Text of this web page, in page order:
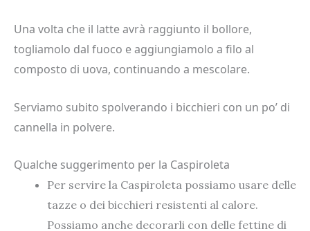
Una volta che il latte avrà raggiunto il bollore,
togliamolo dal fuoco e aggiungiamolo a filo al
composto di uova, continuando a mescolare.
Serviamo subito spolverando i bicchieri con un po’ di
cannella in polvere.
Qualche suggerimento per la Caspiroleta
Per servire la Caspiroleta possiamo usare delle
tazze o dei bicchieri resistenti al calore.
Possiamo anche decorarli con delle fettine di